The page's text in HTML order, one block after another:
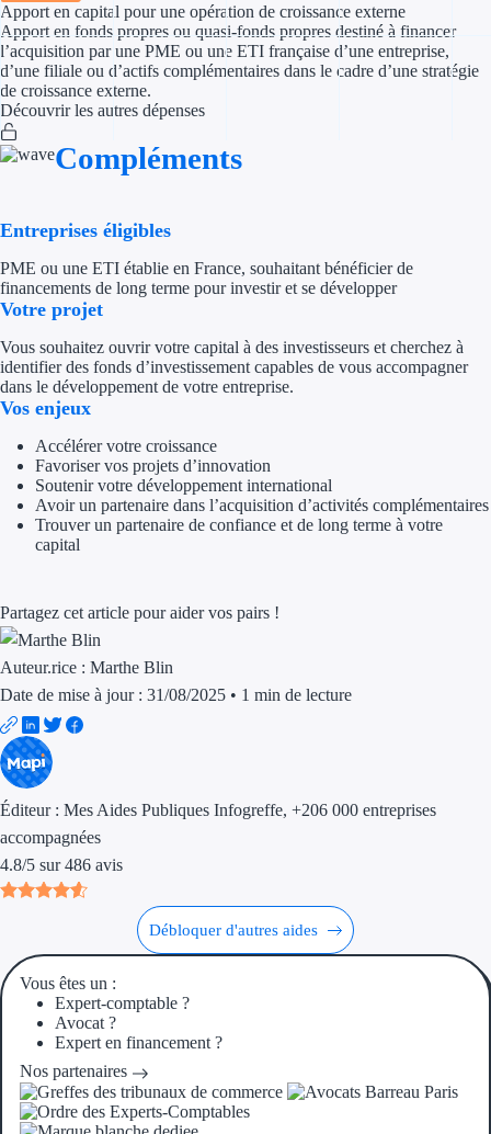
Prêts publics
Garantie
Par financeur
Tous les
Aides Région
Aides Région
Aides Région
Apport en capital pour une opération de croissance externe
Apport en fonds propres ou quasi-fonds propres destiné à financer
l’acquisition par une PME ou une ETI française d’une entreprise,
d’une filiale ou d’actifs complémentaires dans le cadre d’une stratégie
de croissance externe.
Découvrir les autres dépenses
Compléments
Entreprises éligibles
PME ou une ETI établie en France, souhaitant bénéficier de
financements de long terme pour investir et se développer
Votre projet
Vous souhaitez ouvrir votre capital à des investisseurs et cherchez à
identifier des fonds d’investissement capables de vous accompagner
dans le développement de votre entreprise.
Vos enjeux
Accélérer votre croissance
Favoriser vos projets d’innovation
Soutenir votre développement international
Avoir un partenaire dans l’acquisition d’activités complémentaires
Trouver un partenaire de confiance et de long terme à votre
capital
Partagez cet article pour aider vos pairs !
Auteur.rice : Marthe Blin
Date de mise à jour : 31/08/2025 • 1 min de lecture
Éditeur : Mes Aides Publiques Infogreffe, +206 000 entreprises
accompagnées
4.8/5 sur 486 avis
Débloquer d'autres aides
Vous êtes un :
Expert-comptable ?
Avocat ?
Expert en financement ?
Nos partenaires